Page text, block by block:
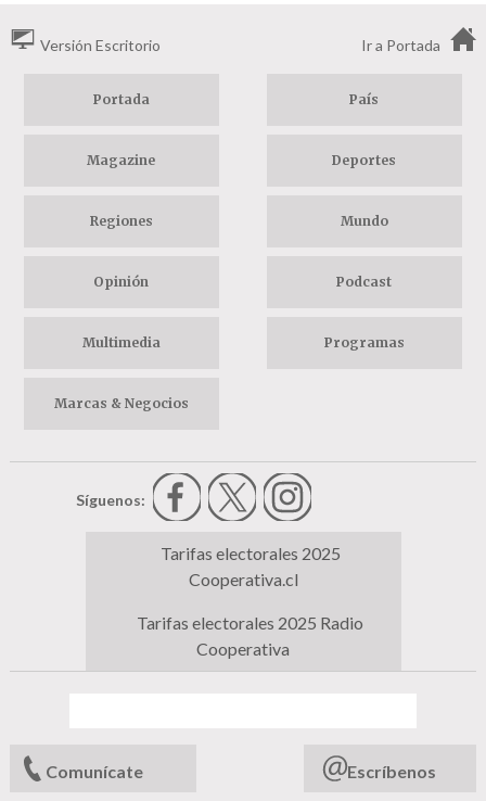
Versión Escritorio Ir a Portada
Portada País
Magazine Deportes
Regiones Mundo
Opinión Podcast
Multimedia Programas
Marcas & Negocios
Síguenos:
Tarifas electorales 2025
Cooperativa.cl
Tarifas electorales 2025 Radio
Cooperativa
Comunícate Escríbenos